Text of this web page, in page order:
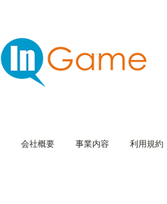
会社概要 事業内容 利用規約